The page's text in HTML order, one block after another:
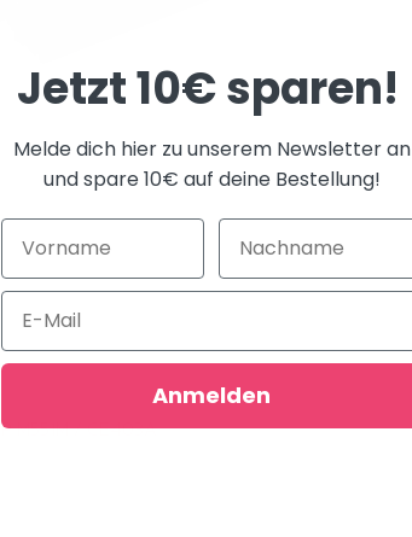
Jetzt 10€ sparen!
Melde dich hier zu unserem Newsletter an
und spare 10€ auf deine Bestellung!
Email
Anmelden